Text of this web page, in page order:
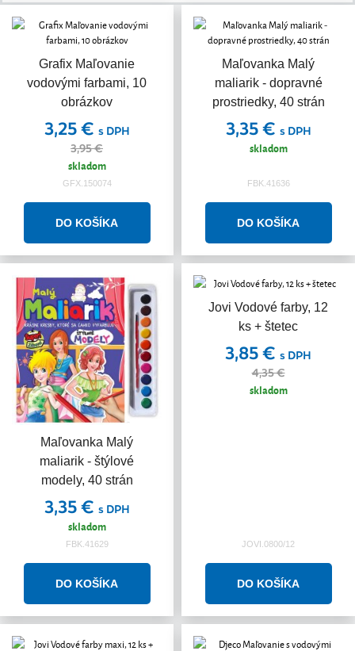
Grafix Maľovanie
vodovými farbami, 10
obrázkov
3,25 € s DPH
3,95 €
skladom
GFX.150074
Maľovanka Malý
maliarik - dopravné
prostriedky, 40 strán
3,35 € s DPH
skladom
FBK.41636
Maľovanka Malý
maliarik - štýlové
modely, 40 strán
3,35 € s DPH
skladom
FBK.41629
Jovi Vodové farby, 12
ks + štetec
Akcia
3,85 € s DPH
4,35 €
skladom
JOVI.0800/12